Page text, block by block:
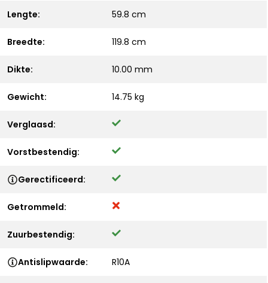
Lengte: 59.8 cm
Breedte: 119.8 cm
Dikte: 10.00 mm
Gewicht: 14.75 kg
Verglaasd:
Vorstbestendig:
Gerectificeerd:
Getrommeld:
Zuurbestendig:
Antislipwaarde: R10A